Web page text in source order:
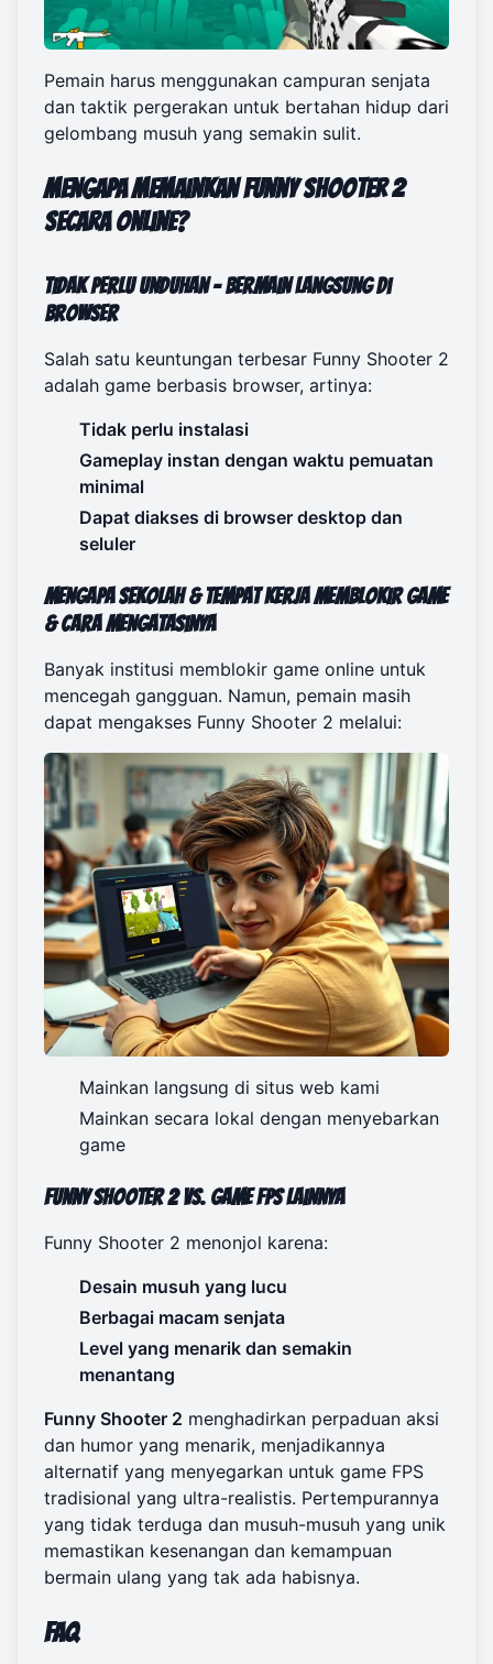
Pemain harus menggunakan campuran senjata
dan taktik pergerakan untuk bertahan hidup dari
gelombang musuh yang semakin sulit.
Mengapa Memainkan Funny Shooter 2
Secara Online?
Tidak Perlu Unduhan – Bermain Langsung di
Browser
Salah satu keuntungan terbesar Funny Shooter 2
adalah game berbasis browser, artinya:
Tidak perlu instalasi
Gameplay instan dengan waktu pemuatan
minimal
Dapat diakses di browser desktop dan
seluler
Mengapa Sekolah & Tempat Kerja Memblokir Game
& Cara Mengatasinya
Banyak institusi memblokir game online untuk
mencegah gangguan. Namun, pemain masih
dapat mengakses Funny Shooter 2 melalui:
Mainkan langsung di situs web kami
Mainkan secara lokal dengan menyebarkan
game
Funny Shooter 2 vs. Game FPS Lainnya
Funny Shooter 2 menonjol karena:
Desain musuh yang lucu
Berbagai macam senjata
Level yang menarik dan semakin
menantang
Funny Shooter 2 menghadirkan perpaduan aksi
dan humor yang menarik, menjadikannya
alternatif yang menyegarkan untuk game FPS
tradisional yang ultra-realistis. Pertempurannya
yang tidak terduga dan musuh-musuh yang unik
memastikan kesenangan dan kemampuan
bermain ulang yang tak ada habisnya.
FAQ